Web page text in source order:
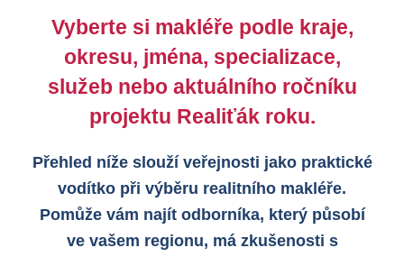
Vyberte si makléře podle kraje,
okresu, jména, specializace,
služeb nebo aktuálního ročníku
projektu Realiťák roku.
Přehled níže slouží veřejnosti jako praktické
vodítko při výběru realitního makléře.
Pomůže vám najít odborníka, který působí
ve vašem regionu, má zkušenosti s